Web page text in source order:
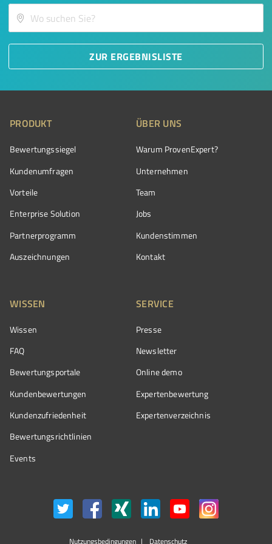
ZUR ERGEBNISLISTE
PRODUKT
Bewertungssiegel
Kundenumfragen
Vorteile
Enterprise Solution
Partnerprogramm
Auszeichnungen
ÜBER UNS
Warum ProvenExpert?
Unternehmen
Team
Jobs
Kundenstimmen
Kontakt
WISSEN
Wissen
FAQ
Bewertungsportale
Kundenbewertungen
Kundenzufriedenheit
Bewertungs­richtlinien
Events
SERVICE
Presse
Newsletter
Online demo
Expertenbewertung
Expertenverzeichnis
Nutzungsbedingungen Datenschutz